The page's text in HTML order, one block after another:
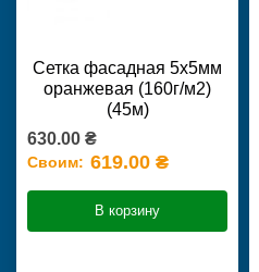
Сетка фасадная 5х5мм
оранжевая (160г/м2)
(45м)
630.00 ₴
Своим: 619.00 ₴
В корзину